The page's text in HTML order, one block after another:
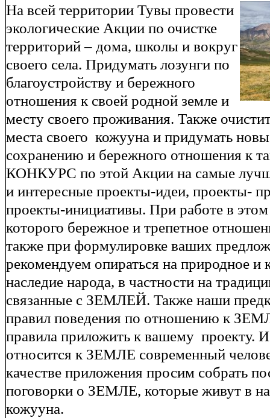
На всей территории Тувы провести
экологические Акции по очистке
территорий – дома, школы и вокруг
своего села. Придумать лозунги по
благоустройству и бережного
отношения к своей родной земле и
месту своего проживания. Также
места своего кожууна и придумать
сохранению и бережного отношения к
КОНКУРС по этой Акции на самые
и интересные проекты-идеи, проекты-
проекты-инициативы. При работе в этом
которого бережное и трепетное
также при формулировке ваших
рекомендуем опираться на природное и
наследие народа, в частности на
связанные с ЗЕМЛЕЙ. Также наши
правил поведения по отношению к
правила приложить к вашему проекту. И
относится к ЗЕМЛЕ современный
качестве приложения просим собрать
поговорки о ЗЕМЛЕ, которые живут в
кожууна.